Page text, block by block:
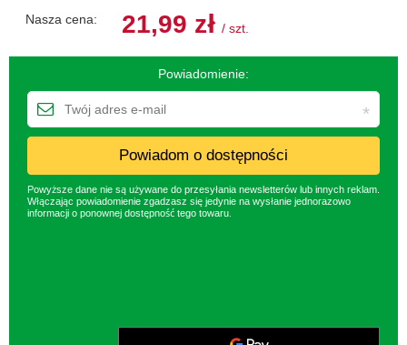
Nasza cena: 21,99 zł / szt.
Powiadomienie:
Powiadom o dostępności
Powyższe dane nie są używane do przesyłania newsletterów lub innych reklam.
Włączając powiadomienie zgadzasz się jedynie na wysłanie jednorazowo
informacji o ponownej dostępność tego towaru.